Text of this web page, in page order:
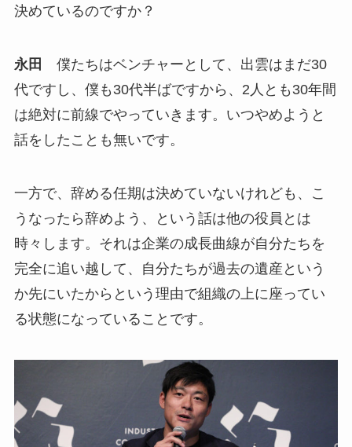
決めているのですか？
永田
僕たちはベンチャーとして、出雲はまだ30
代ですし、僕も30代半ばですから、2人とも30年間
は絶対に前線でやっていきます。いつやめようと
話をしたことも無いです。
一方で、辞める任期は決めていないけれども、こ
うなったら辞めよう、という話は他の役員とは
時々します。それは企業の成長曲線が自分たちを
完全に追い越して、自分たちが過去の遺産という
か先にいたからという理由で組織の上に座ってい
る状態になっていることです。